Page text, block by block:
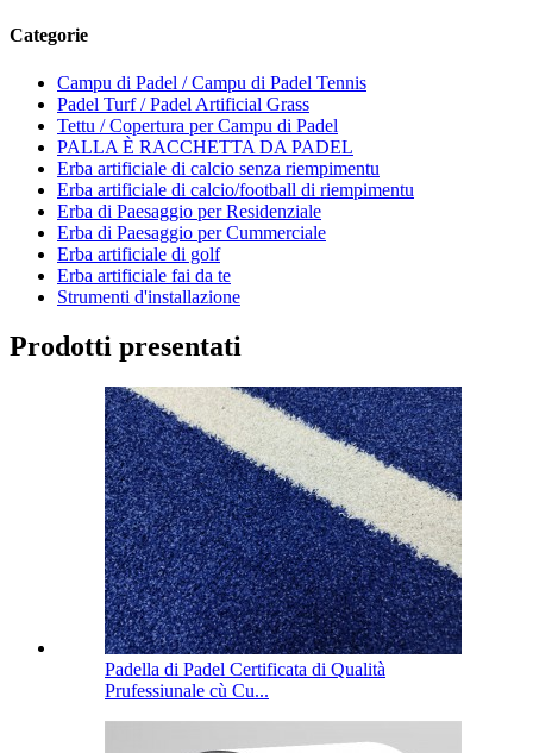
Categorie
Campu di Padel / Campu di Padel Tennis
Padel Turf / Padel Artificial Grass
Tettu / Copertura per Campu di Padel
PALLA È RACCHETTA DA PADEL
Erba artificiale di calcio senza riempimentu
Erba artificiale di calcio/football di riempimentu
Erba di Paesaggio per Residenziale
Erba di Paesaggio per Cummerciale
Erba artificiale di golf
Erba artificiale fai da te
Strumenti d'installazione
Prodotti presentati
Padella di Padel Certificata di Qualità
Prufessiunale cù Cu...